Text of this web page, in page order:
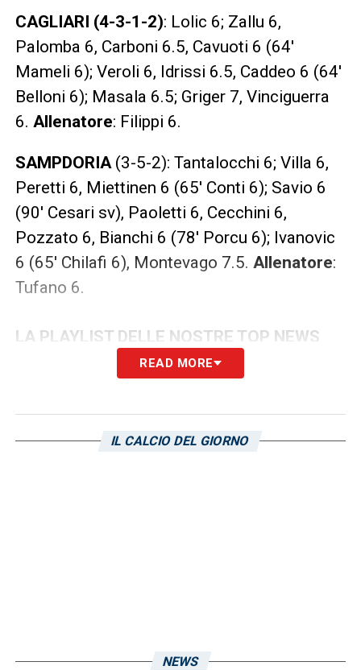
CAGLIARI (4-3-1-2): Lolic 6; Zallu 6,
Palomba 6, Carboni 6.5, Cavuoti 6 (64′
Mameli 6); Veroli 6, Idrissi 6.5, Caddeo 6 (64′
Belloni 6); Masala 6.5; Griger 7, Vinciguerra
6. Allenatore: Filippi 6.
SAMPDORIA(3-5-2): Tantalocchi 6; Villa 6,
Peretti 6, Miettinen 6 (65′ Conti 6); Savio 6
(90′ Cesari sv), Paoletti 6, Cecchini 6,
Pozzato 6, Bianchi 6 (78′ Porcu 6); Ivanovic
6 (65′ Chilafi 6), Montevago 7.5. Allenatore:
Tufano 6.
LA PLAYLIST DELLE NOSTRE TOP NEWS
READ MORE
IL CALCIO DEL GIORNO
NEWS